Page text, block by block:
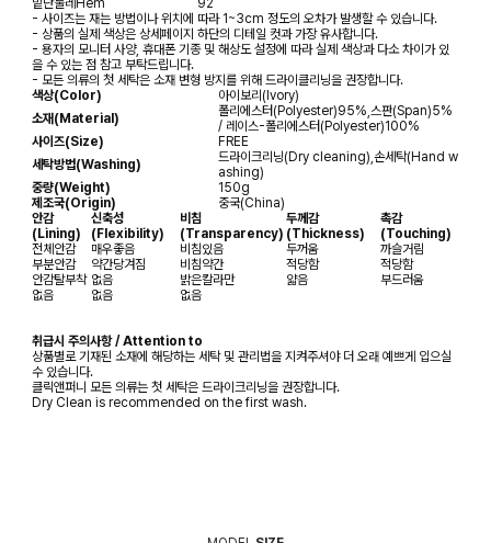
- 사이즈는 재는 방법이나 위치에 따라 1~3cm 정도의 오차가 발생할 수 있습니다.
- 상품의 실제 색상은 상세페이지 하단의 디테일 컷과 가장 유사합니다.
- 용자의 모니터 사양, 휴대폰 기종 및 해상도 설정에 따라 실제 색상과 다소 차이가 있
을 수 있는 점 참고 부탁드립니다.
- 모든 의류의 첫 세탁은 소재 변형 방지를 위해 드라이클리닝을 권장합니다.
색상(Color)
아이보리(Ivory)
소재(Material)
폴리에스터(Polyester)95%,스판(Span)5%
/ 레이스-폴리에스터(Polyester)100%
사이즈(Size)
FREE
세탁방법(Washing)
드라이크리닝(Dry cleaning),손세탁(Hand w
ashing)
중량(Weight)
150g
제조국(Origin)
중국(China)
안감
(Lining)
신축성
(Flexibility)
비침
(Transparency)
두께감
(Thickness)
촉감
(Touching)
전체안감
매우좋음 비침있음 두꺼움
까슬거림
부분안감
약간당겨짐 비침약간 적당함
적당함
안감탈부착 없음 밝은칼라만 얇음
부드러움
없음
없음 없음
취급시 주의사항 / Attention to
상품별로 기재된 소재에 해당하는 세탁 및 관리법을 지켜주셔야 더 오래 예쁘게 입으실
수 있습니다.
클릭앤퍼니 모든 의류는 첫 세탁은 드라이크리닝을 권장합니다.
Dry Clean is recommended on the first wash.